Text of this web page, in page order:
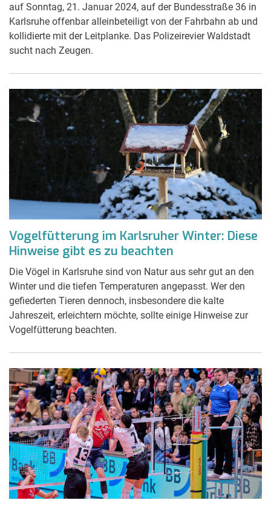
auf Sonntag, 21. Januar 2024, auf der Bundesstraße 36 in
Karlsruhe offenbar alleinbeteiligt von der Fahrbahn ab und
kollidierte mit der Leitplanke. Das Polizeirevier Waldstadt
sucht nach Zeugen.
Vogelfütterung im Karlsruher Winter: Diese
Hinweise gibt es zu beachten
Die Vögel in Karlsruhe sind von Natur aus sehr gut an den
Winter und die tiefen Temperaturen angepasst. Wer den
gefiederten Tieren dennoch, insbesondere die kalte
Jahreszeit, erleichtern möchte, sollte einige Hinweise zur
Vogelfütterung beachten.